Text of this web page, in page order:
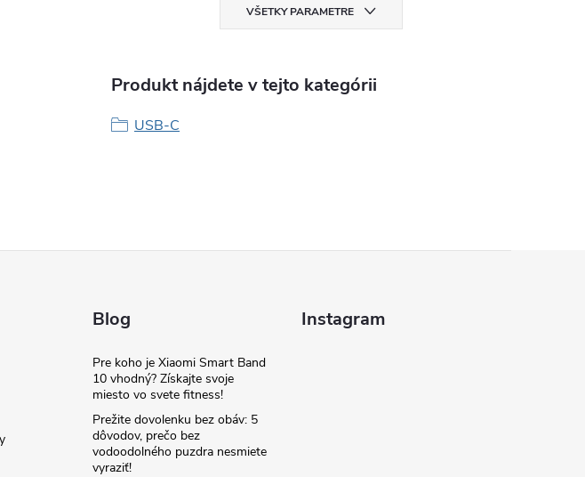
VŠETKY PARAMETRE
Produkt nájdete v tejto kategórii
USB-C
Blog
Pre koho je Xiaomi Smart Band
10 vhodný? Získajte svoje
miesto vo svete fitness!
Prežite dovolenku bez obáv: 5
dôvodov, prečo bez
vodoodolného puzdra nesmiete
vyraziť!
Instagram